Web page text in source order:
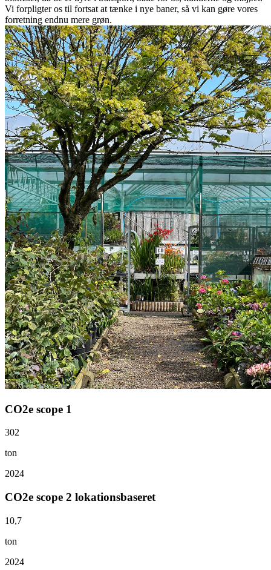
Vi forpligter os til fortsat at tænke i nye baner, så vi kan gøre vores
forretning endnu mere grøn.
CO2e scope 1
302
ton
2024
CO2e scope 2 lokationsbaseret
10,7
ton
2024